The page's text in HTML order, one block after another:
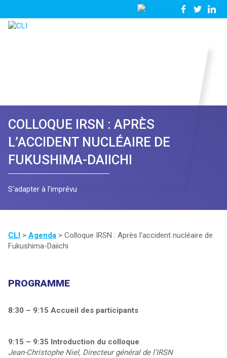
28
23
contacter
COLLOQUE IRSN : APRÈS
L’ACCIDENT NUCLÉAIRE DE
FUKUSHIMA-DAIICHI
S’adapter à l’imprévu
CLI > Agenda > Colloque IRSN : Après l’accident nucléaire de
Fukushima-Daiichi
PROGRAMME
8:30 – 9:15 Accueil des participants
9:15 – 9:35 Introduction du colloque
Jean-Christophe Niel, Directeur général de l’IRSN